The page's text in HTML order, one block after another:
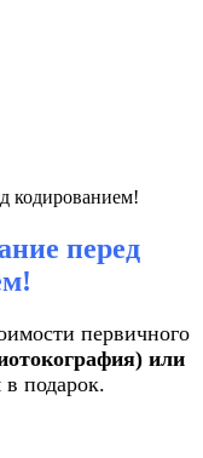
перед
первичного
или
подарок.